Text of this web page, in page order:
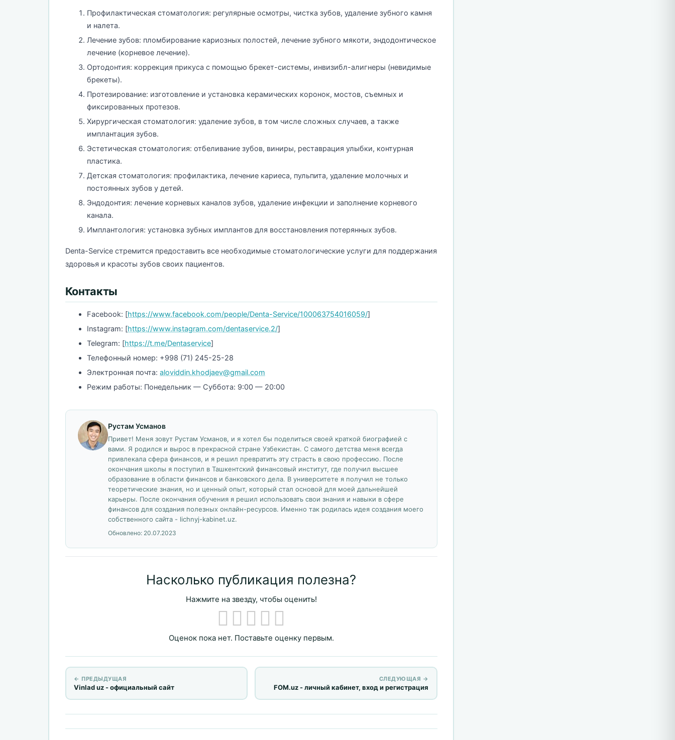
Профилактическая стоматология: регулярные осмотры, чистка зубов, удаление зубного камня
и налета.
Лечение зубов: пломбирование кариозных полостей, лечение зубного мякоти, эндодонтическое
лечение (корневое лечение).
Ортодонтия: коррекция прикуса с помощью брекет-системы, инвизибл-алигнеры (невидимые
брекеты).
Протезирование: изготовление и установка керамических коронок, мостов, съемных и
фиксированных протезов.
Хирургическая стоматология: удаление зубов, в том числе сложных случаев, а также
имплантация зубов.
Эстетическая стоматология: отбеливание зубов, виниры, реставрация улыбки, контурная
пластика.
Детская стоматология: профилактика, лечение кариеса, пульпита, удаление молочных и
постоянных зубов у детей.
Эндодонтия: лечение корневых каналов зубов, удаление инфекции и заполнение корневого
канала.
Имплантология: установка зубных имплантов для восстановления потерянных зубов.
Denta-Service стремится предоставить все необходимые стоматологические услуги для поддержания
здоровья и красоты зубов своих пациентов.
Контакты
Facebook: [https://www.facebook.com/people/Denta-Service/100063754016059/]
Instagram: [https://www.instagram.com/dentaservice.2/]
Telegram: [https://t.me/Dentaservice]
Телефонный номер: +998 (71) 245-25-28
Электронная почта: aloviddin.khodjaev@gmail.com
Режим работы: Понедельник — Суббота: 9:00 — 20:00
Рустам Усманов
Привет! Меня зовут Рустам Усманов, и я хотел бы поделиться своей краткой биографией с
вами. Я родился и вырос в прекрасной стране Узбекистан. С самого детства меня всегда
привлекала сфера финансов, и я решил превратить эту страсть в свою профессию. После
окончания школы я поступил в Ташкентский финансовый институт, где получил высшее
образование в области финансов и банковского дела. В университете я получил не только
теоретические знания, но и ценный опыт, который стал основой для моей дальнейшей
карьеры. После окончания обучения я решил использовать свои знания и навыки в сфере
финансов для создания полезных онлайн-ресурсов. Именно так родилась идея создания моего
собственного сайта - lichnyj-kabinet.uz.
Обновлено: 20.07.2023
Насколько публикация полезна?
Нажмите на звезду, чтобы оценить!
Оценок пока нет. Поставьте оценку первым.
← ПРЕДЫДУЩАЯ
Vinlad uz - официальный сайт
СЛЕДУЮЩАЯ →
FOM.uz - личный кабинет, вход и регистрация